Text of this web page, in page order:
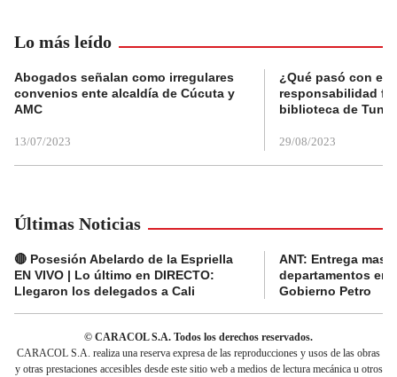
Lo más leído
Abogados señalan como irregulares
convenios ente alcaldía de Cúcuta y
AMC
13/07/2023
¿Qué pasó con el
responsabilidad
biblioteca de
29/08/2023
Últimas Noticias
🔴 Posesión Abelardo de la Espriella
EN VIVO | Lo último en DIRECTO:
Llegaron los delegados a Cali
ANT: Entrega
departamentos en
Gobierno Petro
© CARACOL S.A. Todos los derechos reservados.
CARACOL S.A. realiza una reserva expresa de las reproducciones y usos de las obras
y otras prestaciones accesibles desde este sitio web a medios de lectura mecánica u otros